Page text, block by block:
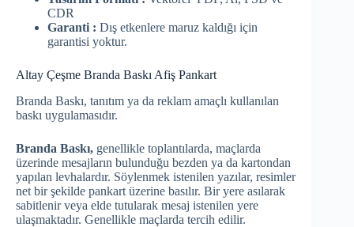
CDR
Garanti : Dış etkenlere maruz kaldığı için
garantisi yoktur.
Altay Çeşme Branda Baskı Afiş Pankart
Branda Baskı, tanıtım ya da reklam amaçlı kullanılan
baskı uygulamasıdır.
Branda Baskı, genellikle toplantılarda, maçlarda
üzerinde mesajların bulunduğu bezden ya da kartondan
yapılan levhalardır. Söylenmek istenilen yazılar, resimler
net bir şekilde pankart üzerine basılır. Bir yere asılarak
sabitlenir veya elde tutularak mesaj istenilen yere
ulaşmaktadır. Genellikle maçlarda tercih edilir.